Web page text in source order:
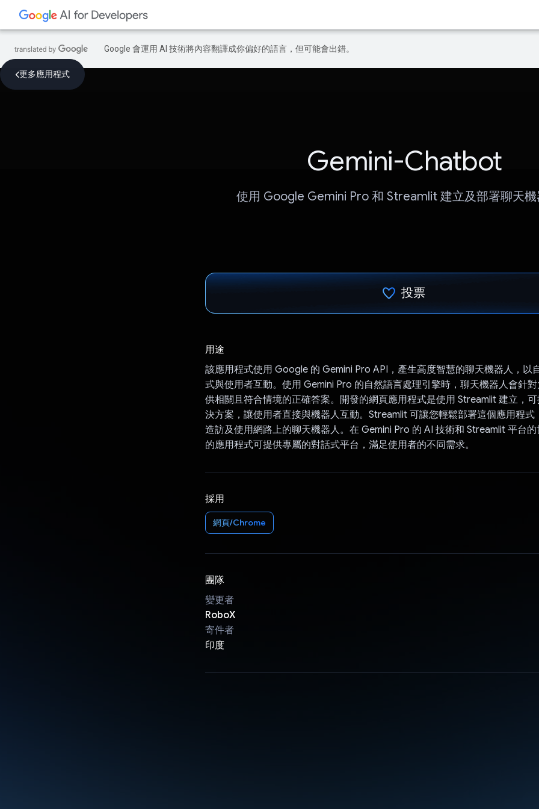
Google 會運用 AI 技術將內容翻譯成你偏好的語言，但可能會出錯。
更多應用程式
Gemini-Chatbot
使用 Google Gemini Pro 和 Streamlit 建立及部署聊天
投票
用途
該應用程式使用 Google 的 Gemini Pro API，產生高度智慧的聊天機器人，以
式與使用者互動。使用 Gemini Pro 的自然語言處理引擎時，聊天機器人會針
供相關且符合情境的正確答案。開發的網頁應用程式是使用 Streamlit 建立，
決方案，讓使用者直接與機器人互動。Streamlit 可讓您輕鬆部署這個應用程式
造訪及使用網路上的聊天機器人。在 Gemini Pro 的 AI 技術和 Streamlit 平台
的應用程式可提供專屬的對話式平台，滿足使用者的不同需求。
採用
網頁/Chrome
團隊
變更者
RoboX
寄件者
印度